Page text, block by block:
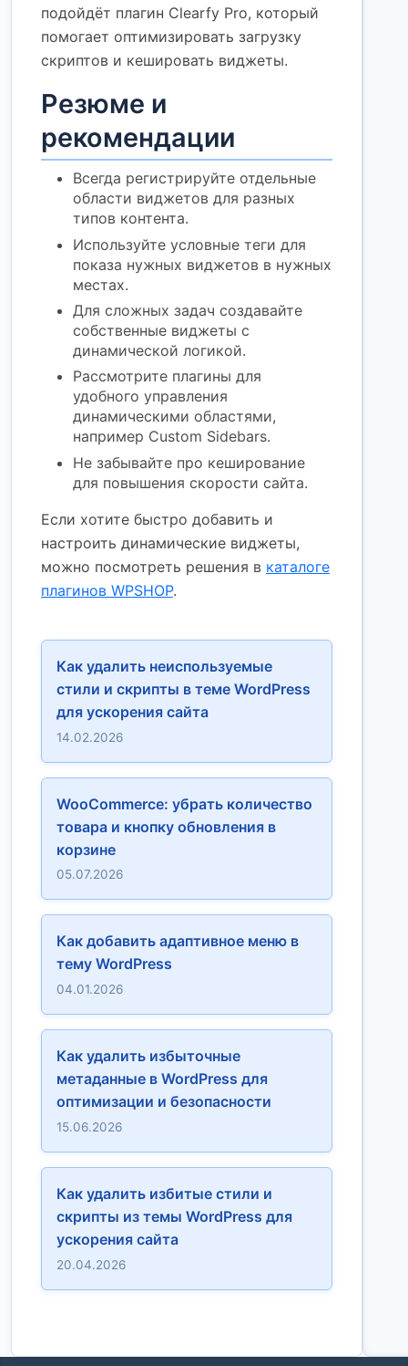
подойдёт плагин Clearfy Pro, который
помогает оптимизировать загрузку
скриптов и кешировать виджеты.
Резюме и
рекомендации
Всегда регистрируйте отдельные
области виджетов для разных
типов контента.
Используйте условные теги для
показа нужных виджетов в нужных
местах.
Для сложных задач создавайте
собственные виджеты с
динамической логикой.
Рассмотрите плагины для
удобного управления
динамическими областями,
например Custom Sidebars.
Не забывайте про кеширование
для повышения скорости сайта.
Если хотите быстро добавить и
настроить динамические виджеты,
можно посмотреть решения в каталоге
плагинов WPSHOP.
Как удалить неиспользуемые
стили и скрипты в теме WordPress
для ускорения сайта
14.02.2026
WooCommerce: убрать количество
товара и кнопку обновления в
корзине
05.07.2026
Как добавить адаптивное меню в
тему WordPress
04.01.2026
Как удалить избыточные
метаданные в WordPress для
оптимизации и безопасности
15.06.2026
Как удалить избитые стили и
скрипты из темы WordPress для
ускорения сайта
20.04.2026